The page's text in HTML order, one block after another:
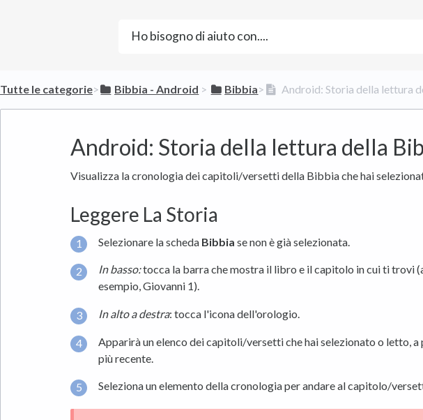
Tutte le categorie​>​ ​Bibbia - Android ​ > ​ ​Bibbia​>​ Android: Storia della lettura
Android: Storia della lettura della
Visualizza la cronologia dei capitoli/versetti della Bibbia che hai
Leggere La Storia
Selezionare la scheda Bibbia se non è già selezionata.
In basso:tocca la barra che mostra il libro e il capitolo in cui ti trovi
esempio, Giovanni 1).
In alto a destra: tocca l'icona dell'orologio.
Apparirà un elenco dei capitoli/versetti che hai selezionato o letto, a
più recente.
Seleziona un elemento della cronologia per andare al capitolo/